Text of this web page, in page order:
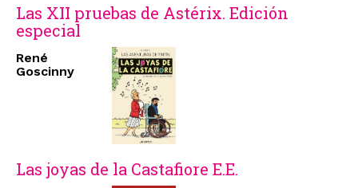
Las XII pruebas de Astérix. Edición
especial
René
Goscinny
Las joyas de la Castafiore E.E.